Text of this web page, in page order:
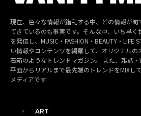
現在、色々な情報が錯乱する中、どの情報が
てきているのも事実です。そんな中、いち早
を発信し、MUSIC・FASHION・BEAUTY・LIFE
い情報やコンテンツを網羅して、オリジナルの
石箱のようなトレンドマガジン。 また、雑誌
平面からリアルまで最先端のトレンドをMIXし
メディアです
ART